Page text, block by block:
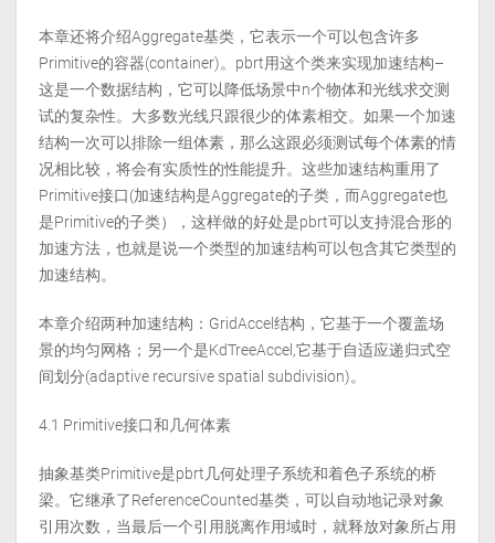
本章还将介绍Aggregate基类，它表示一个可以包含许多
Primitive的容器(container)。pbrt用这个类来实现加速结构–
这是一个数据结构，它可以降低场景中n个物体和光线求交测
试的复杂性。大多数光线只跟很少的体素相交。如果一个加速
结构一次可以排除一组体素，那么这跟必须测试每个体素的情
况相比较，将会有实质性的性能提升。这些加速结构重用了
Primitive接口(加速结构是Aggregate的子类，而Aggregate也
是Primitive的子类），这样做的好处是pbrt可以支持混合形的
加速方法，也就是说一个类型的加速结构可以包含其它类型的
加速结构。
本章介绍两种加速结构：GridAccel结构，它基于一个覆盖场
景的均匀网格；另一个是KdTreeAccel,它基于自适应递归式空
间划分(adaptive recursive spatial subdivision)。
4.1 Primitive接口和几何体素
抽象基类Primitive是pbrt几何处理子系统和着色子系统的桥
梁。它继承了ReferenceCounted基类，可以自动地记录对象
引用次数，当最后一个引用脱离作用域时，就释放对象所占用